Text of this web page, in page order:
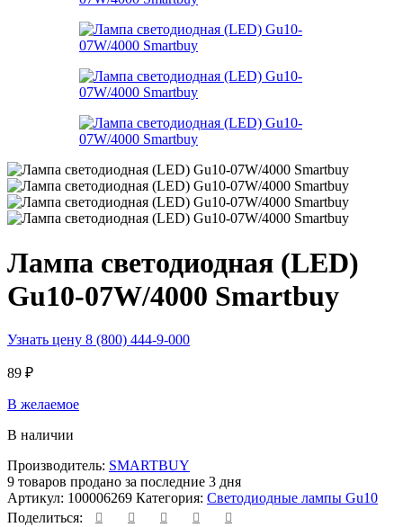
Лампа светодиодная (LED)
Gu10-07W/4000 Smartbuy
Узнать цену 8 (800) 444-9-000
89 ₽
В желаемое
В наличии
Производитель: SMARTBUY
9 товаров продано за последние 3 дня
Артикул: 100006269 Категория: Светодиодные лампы Gu10
Поделиться: